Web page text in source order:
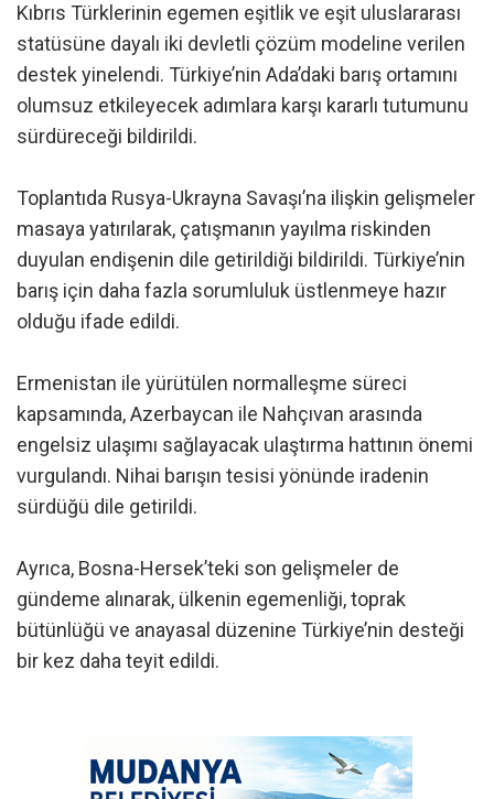
Kıbrıs Türklerinin egemen eşitlik ve eşit uluslararası
statüsüne dayalı iki devletli çözüm modeline verilen
destek yinelendi. Türkiye’nin Ada’daki barış ortamını
olumsuz etkileyecek adımlara karşı kararlı tutumunu
sürdüreceği bildirildi.
Toplantıda Rusya-Ukrayna Savaşı’na ilişkin gelişmeler
masaya yatırılarak, çatışmanın yayılma riskinden
duyulan endişenin dile getirildiği bildirildi. Türkiye’nin
barış için daha fazla sorumluluk üstlenmeye hazır
olduğu ifade edildi.
Ermenistan ile yürütülen normalleşme süreci
kapsamında, Azerbaycan ile Nahçıvan arasında
engelsiz ulaşımı sağlayacak ulaştırma hattının önemi
vurgulandı. Nihai barışın tesisi yönünde iradenin
sürdüğü dile getirildi.
Ayrıca, Bosna-Hersek’teki son gelişmeler de
gündeme alınarak, ülkenin egemenliği, toprak
bütünlüğü ve anayasal düzenine Türkiye’nin desteği
bir kez daha teyit edildi.